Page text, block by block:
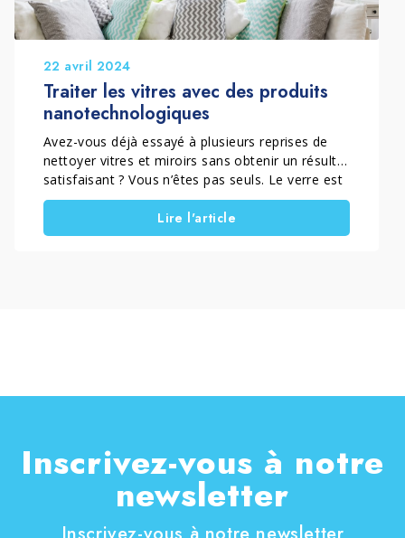
22 avril 2024
Traiter les vitres avec des produits
nanotechnologiques
Avez-vous déjà essayé à plusieurs reprises de
nettoyer vitres et miroirs sans obtenir un résultat
satisfaisant ? Vous n’êtes pas seuls. Le verre est
un matériau difficile à nettoyer sans laisser de
traces ou d’auréoles visibles, surtout sur des
surfaces exposées comme les fenêtres, les
Lire l'article
Inscrivez-vous à notre
newsletter